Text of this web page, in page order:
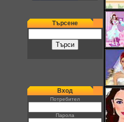
Търсене
Вход
Потребител
Парола